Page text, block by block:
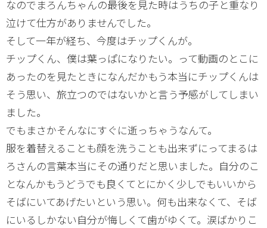
なのでまろんちゃんの最後を見た時はうちの子と重なり
泣けて仕方がありませんでした。
そして一年が経ち、今度はチップくんが。
チップくん、僕は葉っぱになりたい。って動画のとこに
あったのを見たときになんだかもう本当にチップくんは
そう思い、旅立つのではないかと言う予感がしてしまい
ました。
でもまさかそんなにすぐに逝っちゃうなんて。
服を着替えることも顔を洗うことも出来ずにってまるは
ろさんの言葉本当にその通りだと思いました。自分のこ
となんかもうどうでも良くてとにかく少しでもいいから
そばにいてあげたいという思い。何も出来なくて、そば
にいるしかない自分が悔しくて歯がゆくて。涙ばかりこ